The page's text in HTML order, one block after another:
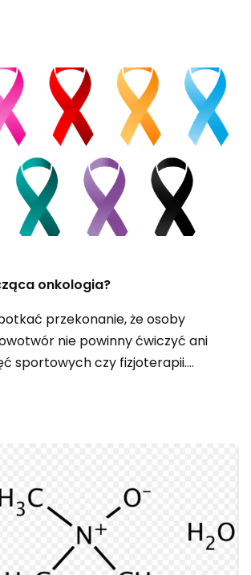
stolca oraz inne niepokojące
się z lekarzem i wykonać
test na krew utajoną.
onkologia?
przekonanie, że osoby
nie powinny ćwiczyć ani
sportowych czy fizjoterapii.
jest błędne — odpowiednio dobrany